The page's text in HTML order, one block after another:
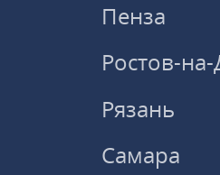
Пенза
Ростов-
Рязань
Самара